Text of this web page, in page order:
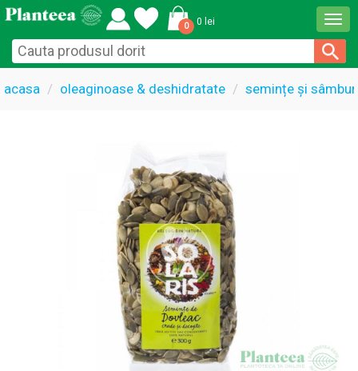
0 0 lei
acasa oleaginoase & deshidratate semințe și